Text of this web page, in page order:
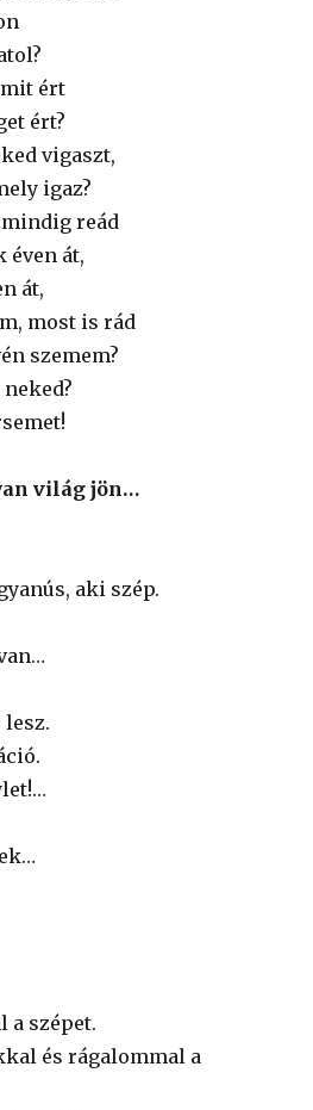
ért
ért?
vigaszt,
igaz?
reád
éven át,
át,
most is rád
szemem?
világ jön…
aki szép.
lesz.
szépet.
és rágalommal a